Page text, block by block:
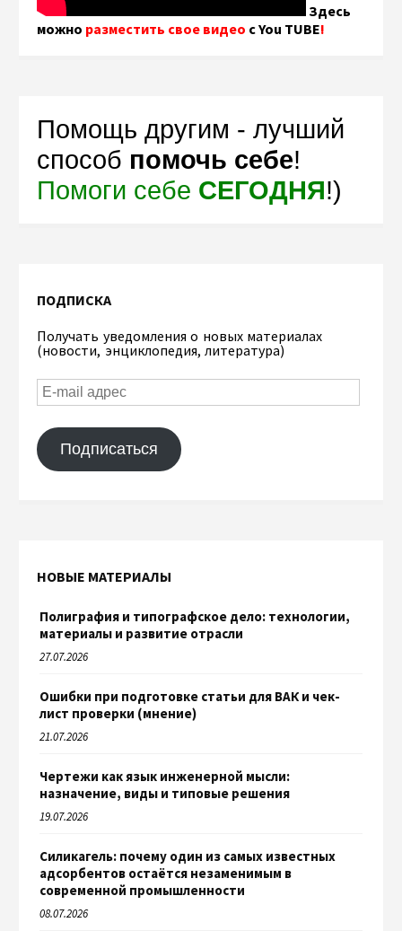
Здесь
можно разместить свое видео с You TUBE!
Помощь другим - лучший
способ помочь себе!
Помоги себе СЕГОДНЯ!)
ПОДПИСКА
Получать уведомления о новых материалах
(новости, энциклопедия, литература)
Подписаться
НОВЫЕ МАТЕРИАЛЫ
Полиграфия и типографское дело: технологии,
материалы и развитие отрасли
27.07.2026
Ошибки при подготовке статьи для ВАК и чек-
лист проверки (мнение)
21.07.2026
Чертежи как язык инженерной мысли:
назначение, виды и типовые решения
19.07.2026
Силикагель: почему один из самых известных
адсорбентов остаётся незаменимым в
современной промышленности
08.07.2026